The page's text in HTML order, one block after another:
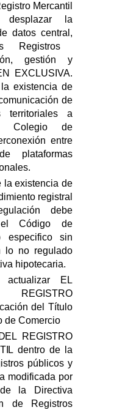
Mercantil
desplazar la
datos central ,
Registros
gestión y
EXCLUSIVA.
existencia de
de
territoriales a
Colegio de
entre
la existencia de
registral
debe
el Código de
especifico sin
lo no regulado
hipotecaria.
actualizar EL
REGISTRO
del Título
de Comercio
REGISTRO
dentro de la
públicos y
modificada por
la Directiva
de Registros